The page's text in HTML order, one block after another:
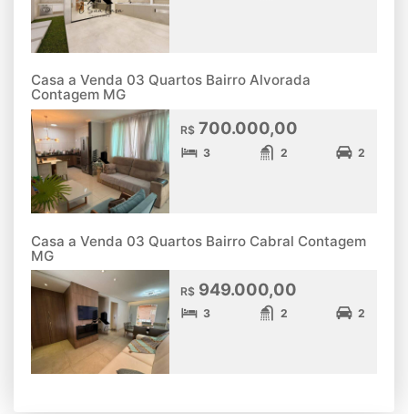
Casa a Venda 03 Quartos Bairro Alvorada
Contagem MG
R$ 700.000,00
3 2 2
Casa a Venda 03 Quartos Bairro Cabral Contagem
MG
R$ 949.000,00
3 2 2